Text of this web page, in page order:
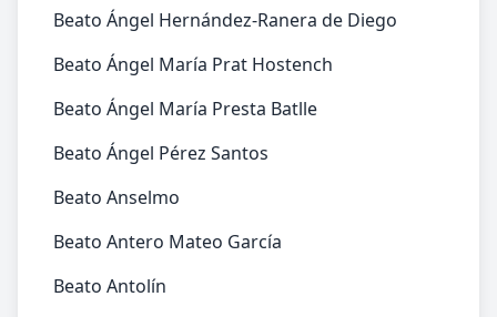
Beato Ángel Hernández-Ranera de Diego
Beato Ángel María Prat Hostench
Beato Ángel María Presta Batlle
Beato Ángel Pérez Santos
Beato Anselmo
Beato Antero Mateo García
Beato Antolín